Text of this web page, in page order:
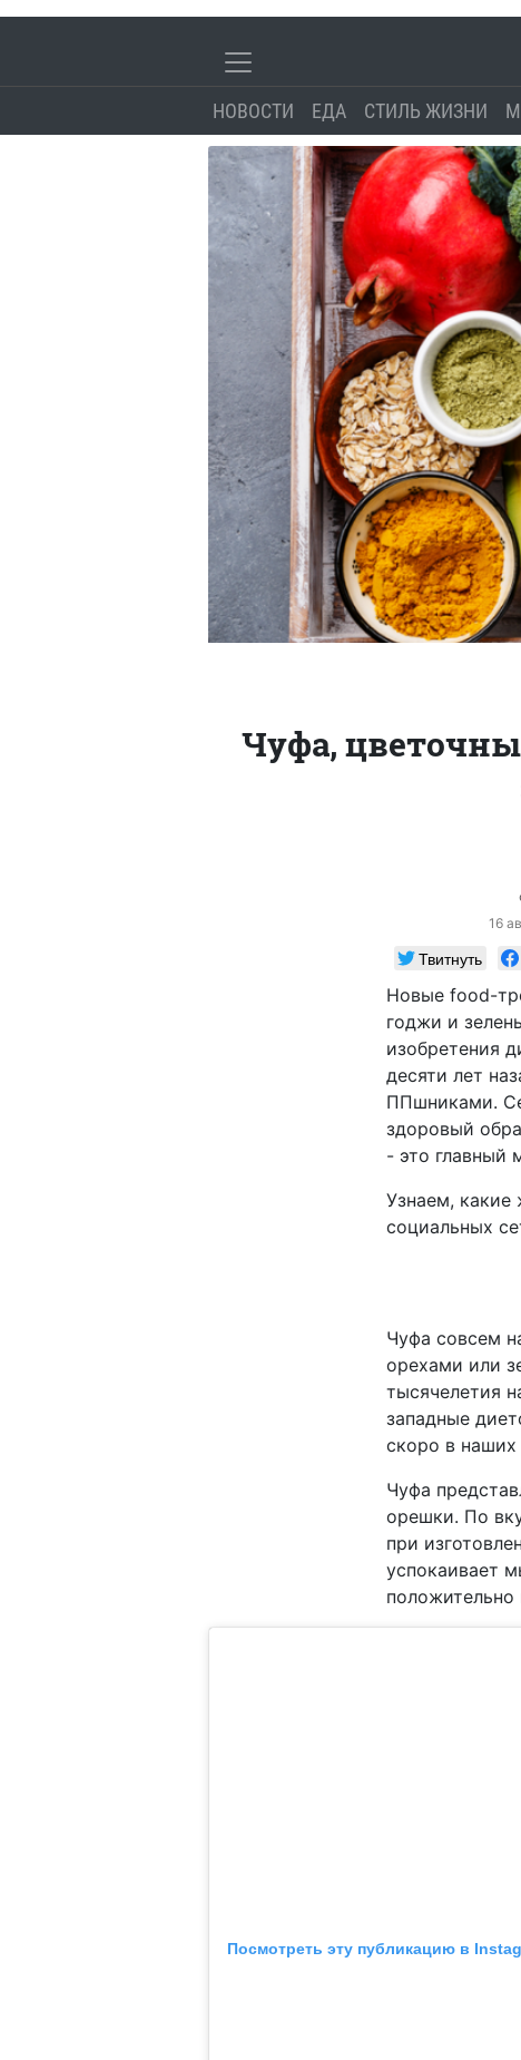
НОВОСТИ ЕДА СТИЛЬ ЖИЗНИ
Чуфа,
16
Твитнуть
Новые food-
годжи и
изобретения
десяти лет
ППшниками.
здоровый
- это главный
Узнаем, какие
социальных
Чуфа совсем
орехами или
тысячелетия
западные
скоро в наших
Чуфа
орешки. По
при
успокаивает
положительно
Посмотреть эту публикацию в